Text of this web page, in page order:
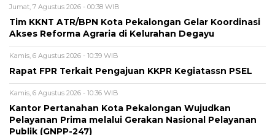
Jumat, 7 Agustus 2026 - 00:38 WIB
Tim KKNT ATR/BPN Kota Pekalongan Gelar Koordinasi
Akses Reforma Agraria di Kelurahan Degayu
Kamis, 6 Agustus 2026 - 10:39 WIB
Rapat FPR Terkait Pengajuan KKPR Kegiatassn PSEL
Kamis, 6 Agustus 2026 - 10:36 WIB
Kantor Pertanahan Kota Pekalongan Wujudkan
Pelayanan Prima melalui Gerakan Nasional Pelayanan
Publik (GNPP-247)